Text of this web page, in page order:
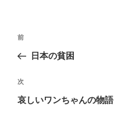
投
ナ
ビ
ゲ
前
の
稿
前
日本の貧困
次
の
次
哀しいワンちゃんの物語